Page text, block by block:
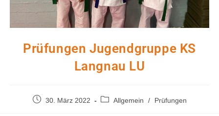
Prüfungen Jugendgruppe KS
Langnau LU
Beitrag30. März 2022
Beitrags-
Allgemein / Prüfungen